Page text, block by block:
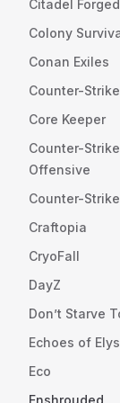
Citadel
Colony
Conan Exiles
Counter-
Core Keeper
Counter-
Offensive
Counter-
Craftopia
CryoFall
DayZ
Don’t Starve
Echoes of
Eco
Enshrouded